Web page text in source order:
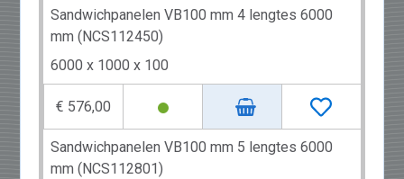
Sandwichpanelen VB100 mm 4 lengtes 6000
mm (NCS112450)
6000 x 1000 x 100
€ 576,00
Sandwichpanelen VB100 mm 5 lengtes 6000
mm (NCS112801)